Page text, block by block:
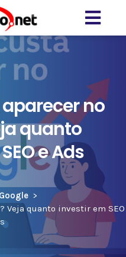
no
quanto
e Ads
Google
Veja quanto investir em SEO